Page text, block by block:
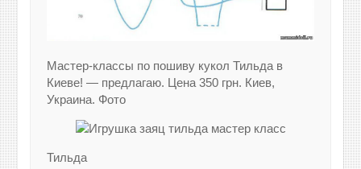
Мастер-классы по пошиву кукол Тильда в
Киеве! — предлагаю. Цена 350 грн. Киев,
Украина. Фото
Тильда